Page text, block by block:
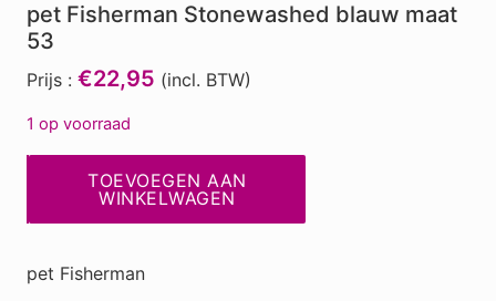
pet Fisherman Stonewashed blauw maat
53
Prijs : €22,95 (incl. BTW)
1 op voorraad
Fisherman
Stonewashed
maat
TOEVOEGEN AAN
WINKELWAGEN
pet Fisherman